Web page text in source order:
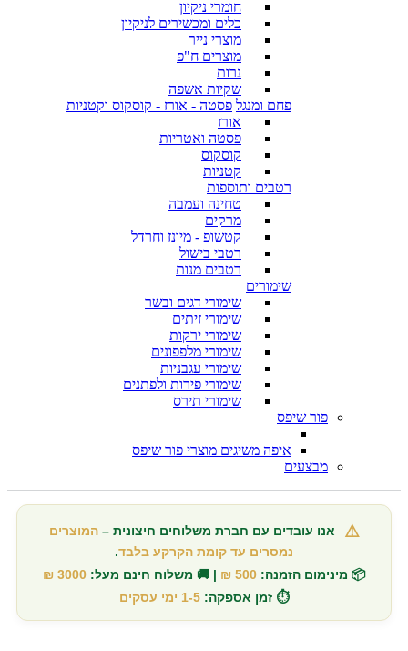
חומרי ניקיון
כלים ומכשירים לניקיון
מוצרי נייר
מוצרים ח"פ
נרות
שקיות אשפה
פחם ומנגל פסטה - אורז - קוסקוס וקטניות
אורז
פסטה ואטריות
קוסקוס
קטניות
רטבים ותוספות
טחינה ועמבה
מרקים
קטשופ - מיונז וחרדל
רטבי בישול
רטבים מנות
שימורים
שימורי דגים ובשר
שימורי זיתים
שימורי ירקות
שימורי מלפפונים
שימורי עגבניות
שימורי פירות ולפתנים
שימורי תירס
פור שיפס
איפה משיגים מוצרי פור שיפס
מבצעים
⚠️ אנו עובדים עם חברת משלוחים חיצונית –המוצרים
נמסרים עד קומת הקרקע בלבד.
📦 מינימום הזמנה: 500 ₪ | 🚚 משלוח חינם מעל: 3000 ₪
⏱️ זמן אספקה: 1-5 ימי עסקים